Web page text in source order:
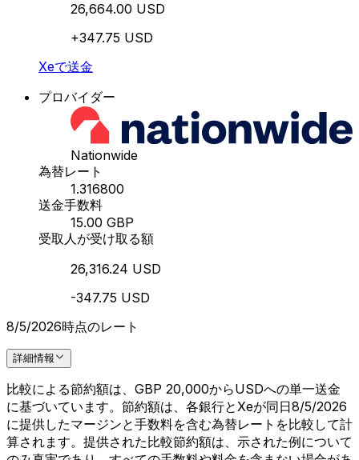
26,664.00 USD
+347.75 USD
Xeで送金
プロバイダー
Nationwide
為替レート
1.316800
送金手数料
15.00 GBP
受取人が受け取る額
26,316.24 USD
-347.75 USD
8/5/2026時点のレート
詳細情報
比較による節約額は、GBP 20,000からUSDへの単一送金
に基づいています。節約額は、各銀行とXeが同日8/5/2026
に提供したマージンと手数料を含む為替レートを比較して計
算されます。提供された比較節約額は、示された例について